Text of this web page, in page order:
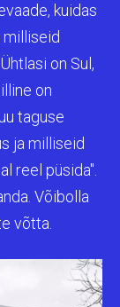
kuidas
milliseid
on Sul,
on
taguse
ja milliseid
reel püsida".
Võibolla
võtta.